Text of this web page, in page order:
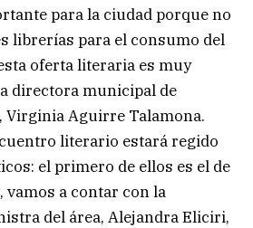
para la ciudad porque no
librerías para el consumo del
oferta literaria es muy
directora municipal de
Virginia Aguirre Talamona.
literario estará regido
el primero de ellos es el de
vamos a contar con la
del área, Alejandra Eliciri,